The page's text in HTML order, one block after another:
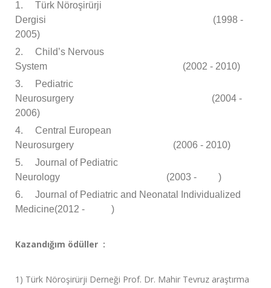
1.
Türk Nöroşirürji
Dergisi (1998 -
2005)
2.
Child’s Nervous
System (2002 - 2010)
3.
Pediatric
Neurosurgery (2004 -
2006)
4.
Central European
Neurosurgery (2006 - 2010)
5.
Journal of Pediatric
Neurology (2003 - )
6.
Journal of Pediatric and Neonatal Individualized
Medicine(2012 - )
Kazandığım ödüller :
1) Türk Nöroşirürji Derneği Prof. Dr. Mahir Tevruz araştırma